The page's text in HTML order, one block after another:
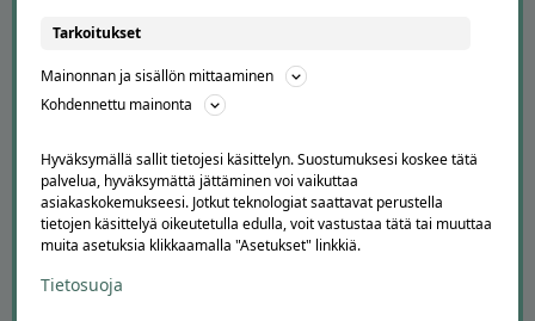
LATAA APPI
SESONGISSA
Tarkoitukset
Mainonnan ja sisällön mittaaminen
Kohdennettu mainonta
Hyväksymällä sallit tietojesi käsittelyn. Suostumuksesi koskee tätä
palvelua, hyväksymättä jättäminen voi vaikuttaa
asiakaskokemukseesi. Jotkut teknologiat saattavat perustella
tietojen käsittelyä oikeutetulla edulla, voit vastustaa tätä tai muuttaa
muita asetuksia klikkaamalla "Asetukset" linkkiä.
Tietosuoja